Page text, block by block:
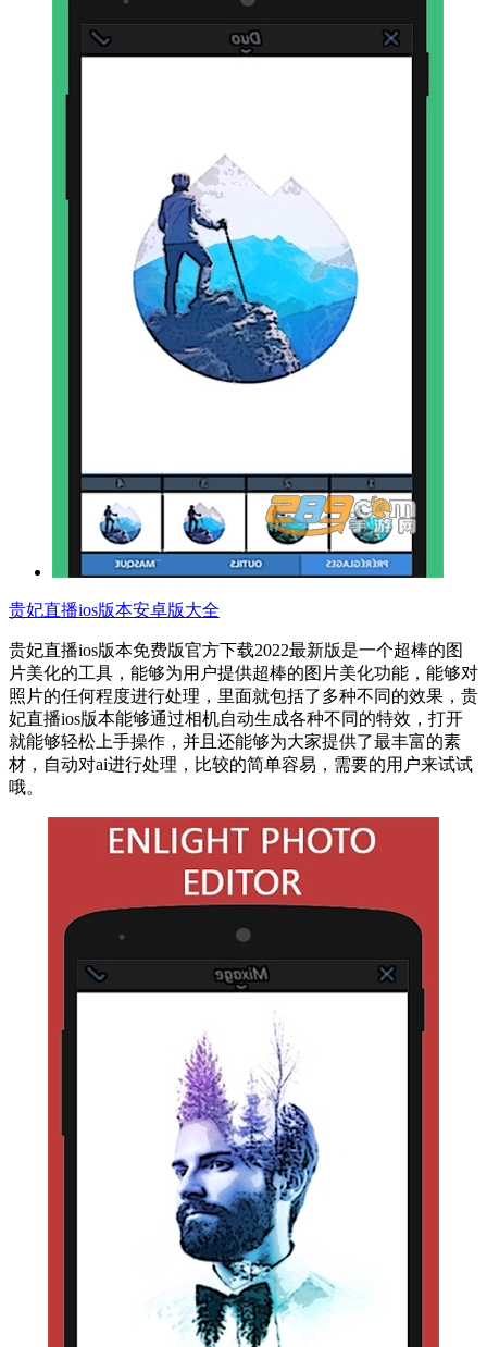
贵妃直播ios版本安卓版大全
贵妃直播ios版本免费版官方下载2022最新版是一个超棒的图
片美化的工具，能够为用户提供超棒的图片美化功能，能够对
照片的任何程度进行处理，里面就包括了多种不同的效果，贵
妃直播ios版本能够通过相机自动生成各种不同的特效，打开
就能够轻松上手操作，并且还能够为大家提供了最丰富的素
材，自动对ai进行处理，比较的简单容易，需要的用户来试试
哦。